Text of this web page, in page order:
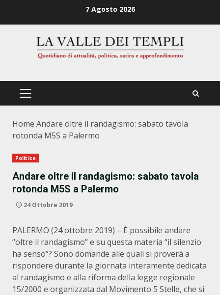
7 Agosto 2026
PRIMÄRES
Home Andare oltre il randagismo: sabato tavola
rotonda M5S a Palermo
Politica
Andare oltre il randagismo: sabato tavola
rotonda M5S a Palermo
24 Ottobre 2019
PALERMO (24 ottobre 2019) – È possibile andare
“oltre il randagismo” e su questa materia “il silenzio
ha senso”? Sono domande alle quali si proverà a
rispondere durante la giornata interamente dedicata
al randagismo e alla riforma della legge regionale
15/2000 e organizzata dal Movimento 5 Stelle, che si